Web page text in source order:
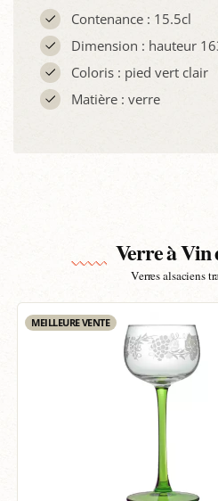
Contenance : 15.5cl
Dimension : hauteur
Coloris : pied vert clair
Matière : verre
Verre à Vin
Verres alsaciens
MEILLEURE VENTE